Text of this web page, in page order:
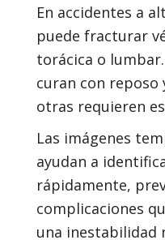
En accidentes a
puede fracturar
torácica o
curan con
otras requieren
Las imágenes
ayudan a
rápidamente,
complicaciones
una inestabilidad